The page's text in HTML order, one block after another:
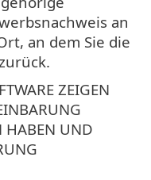
an
an dem Sie die
ZEIGEN
HABEN UND